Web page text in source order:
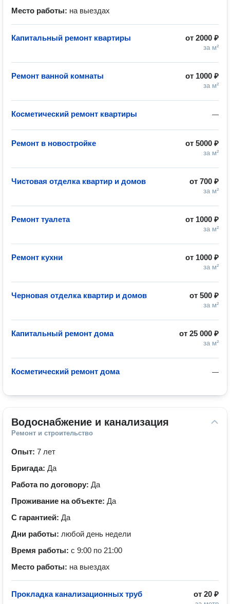
Место работы: на выездах
от 2000 ₽
за м²
Капитальный ремонт квартиры
от 1000 ₽
за м²
Ремонт ванной комнаты
—
Косметический ремонт квартиры
от 5000 ₽
за м²
Ремонт в новостройке
от 700 ₽
за м²
Чистовая отделка квартир и домов
от 1000 ₽
за м²
Ремонт туалета
от 1000 ₽
за м²
Ремонт кухни
от 500 ₽
за м²
Черновая отделка квартир и домов
от 25 000 ₽
за м²
Капитальный ремонт дома
—
Косметический ремонт дома
Водоснабжение и канализация
Ремонт и строительство
Опыт: 7 лет
Бригада: Да
Работа по договору: Да
Проживание на объекте: Да
С гарантией: Да
Дни работы: любой день недели
Время работы: с 9:00 по 21:00
Место работы: на выездах
от 20 ₽
Прокладка канализационных труб